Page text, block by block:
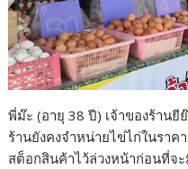
พี่ม๊ะ (อายุ 38 ปี) เจ้าของร้านยี
ร้านยังคงจำหน่ายไข่ไก่ในราค
สต็อกสินค้าไว้ล่วงหน้าก่อนที่จ